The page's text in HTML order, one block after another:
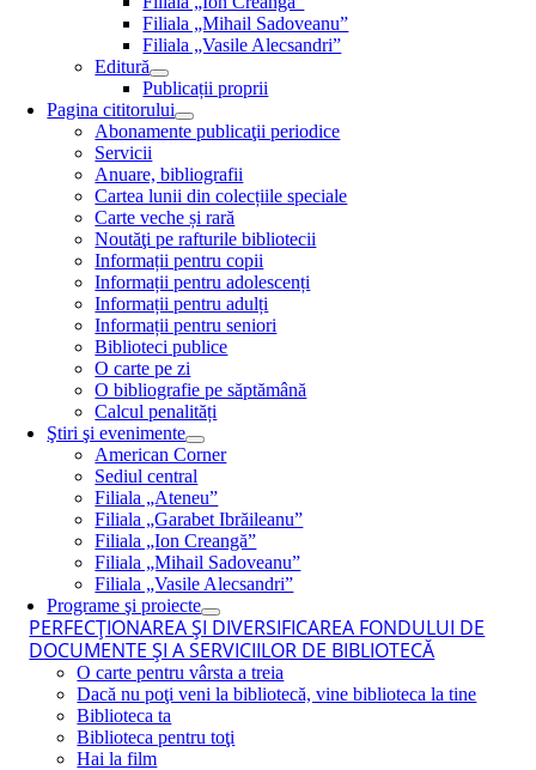
Filiala „Mihail Sadoveanu”
Filiala „Vasile Alecsandri”
Editură
Publicații proprii
Pagina cititorului
Abonamente publicaţii periodice
Servicii
Anuare, bibliografii
Cartea lunii din colecțiile speciale
Carte veche și rară
Noutăţi pe rafturile bibliotecii
Informații pentru copii
Informații pentru adolescenți
Informații pentru adulți
Informații pentru seniori
Biblioteci publice
O carte pe zi
O bibliografie pe săptămână
Calcul penalități
Ştiri şi evenimente
American Corner
Sediul central
Filiala „Ateneu”
Filiala „Garabet Ibrăileanu”
Filiala „Ion Creangă”
Filiala „Mihail Sadoveanu”
Filiala „Vasile Alecsandri”
Programe şi proiecte
PERFECŢIONAREA ŞI DIVERSIFICAREA FONDULUI DE
DOCUMENTE ŞI A SERVICIILOR DE BIBLIOTECĂ
O carte pentru vârsta a treia
Dacă nu poţi veni la bibliotecă, vine biblioteca la tine
Biblioteca ta
Biblioteca pentru toţi
Hai la film